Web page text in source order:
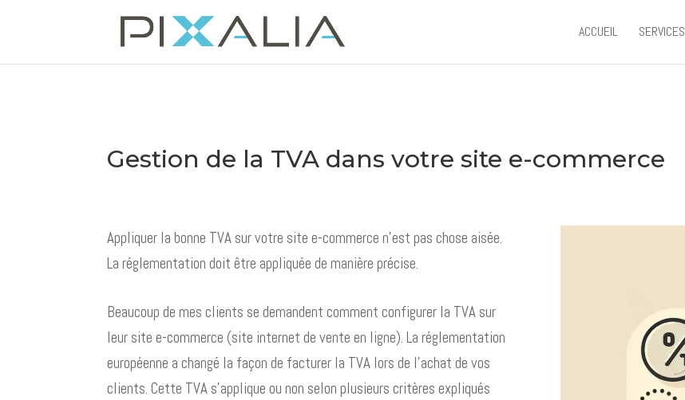
ACCUEIL SERVICES
Gestion de la TVA dans votre site e-commerce
Appliquer la bonne TVA sur votre site e-commerce n'est pas chose aisée.
La réglementation doit être appliquée de manière précise.
Beaucoup de mes clients se demandent comment configurer la TVA sur
leur site e-commerce (site internet de vente en ligne). La réglementation
européenne a changé la façon de facturer la TVA lors de l’achat de vos
clients. Cette TVA s’applique ou non selon plusieurs critères expliqués